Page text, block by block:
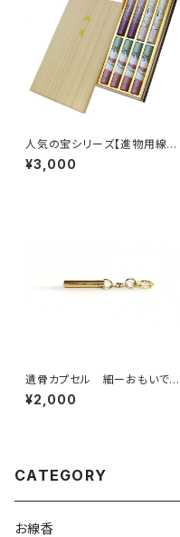
人気の宝シリーズ【進物用線香】
宝マイルドアソート<煙量：かな
り少ない>消臭効果あり 『御霊
¥3,000
遺骨カプセル 細ーおもいでの
あかしーキーホルダータイプ
ペット仏具
¥2,000
CATEGORY
お線香